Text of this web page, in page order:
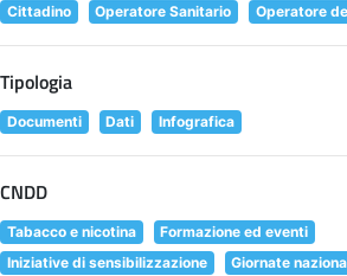
Cittadino Operatore Sanitario Operatore
Tipologia
Documenti Dati Infografica
CNDD
Tabacco e nicotina
Formazione ed eventi
Iniziative di sensibilizzazione
Giornate